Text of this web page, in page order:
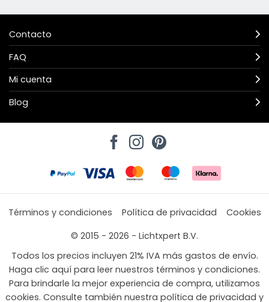
Contacto
FAQ
Mi cuenta
Blog
Términos y condiciones Política de privacidad
Cookies
© 2015 - 2026 - Lichtxpert B.V.
Todos los precios incluyen 21% IVA más gastos de envío.
Haga clic aquí para leer nuestros términos y condiciones.
Para brindarle la mejor experiencia de compra, utilizamos
cookies. Consulte también nuestra política de privacidad y